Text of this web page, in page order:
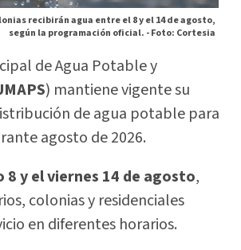
recibirán agua entre el 8 y el 14 de agosto,
según la programación oficial. -Foto: Cortesia
de Agua Potable y
) mantiene vigente su
de agua potable para
agosto de 2026.
8 y el viernes 14 de agosto,
colonias y residenciales
en diferentes horarios.